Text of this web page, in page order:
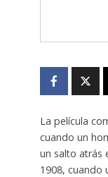
La película
cuando un
un salto atrás
1908, cuando